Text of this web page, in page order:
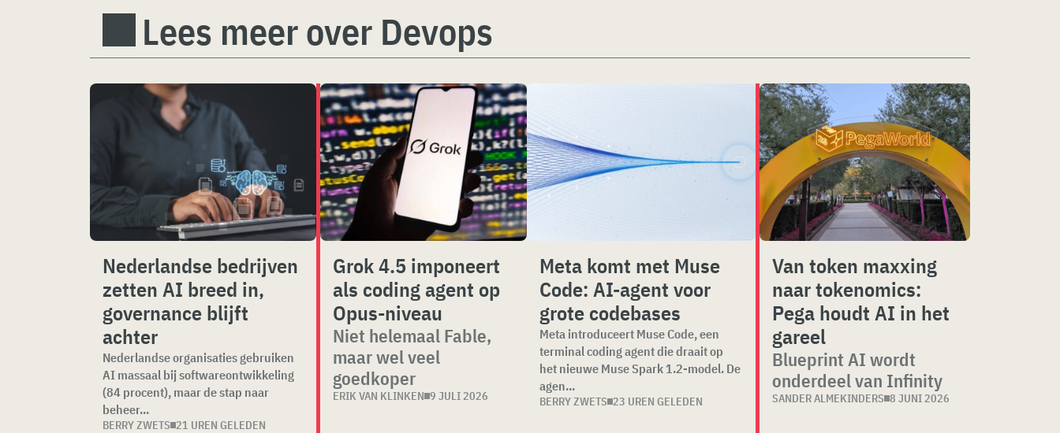
Lees meer over Devops
Nederlandse bedrijven
zetten AI breed in,
governance blijft
achter
Nederlandse organisaties gebruiken
AI massaal bij softwareontwikkeling
(84 procent), maar de stap naar
beheer...
BERRY ZWETS 21 UREN GELEDEN
Grok 4.5 imponeert
als coding agent op
Opus-niveau
Niet helemaal Fable,
maar wel veel
goedkoper
ERIK VAN KLINKEN 9 JULI 2026
Meta komt met Muse
Code: AI-agent voor
grote codebases
Meta introduceert Muse Code, een
terminal coding agent die draait op
het nieuwe Muse Spark 1.2-model. De
agen...
BERRY ZWETS 23 UREN GELEDEN
Van token maxxing
naar tokenomics:
Pega houdt AI in het
gareel
Blueprint AI wordt
onderdeel van Infinity
SANDER ALMEKINDERS 8 JUNI 2026